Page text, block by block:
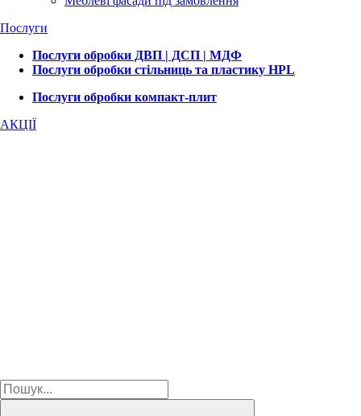
Послуги
Послуги обробки ДВП | ДСП | МДФ
Послуги обробки стільниць та пластику HPL
Послуги обробки компакт-плит
АКЦІЇ